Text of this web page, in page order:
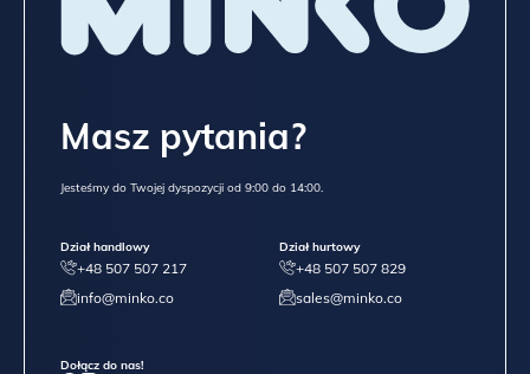
Masz pytania?
Jesteśmy do Twojej dyspozycji od 9:00 do 14:00.
Dział handlowy
+48 507 507 217
info@minko.co
Dział hurtowy
+48 507 507 829
sales@minko.co
Dołącz do nas!